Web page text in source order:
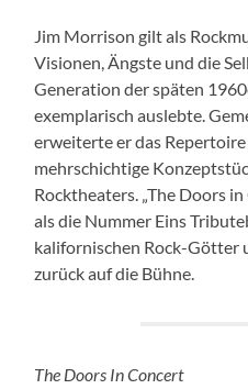
Jim Morrison gilt als
Visionen, Ängste und die
Generation der späten
exemplarisch auslebte.
erweiterte er das
mehrschichtige
Rocktheaters. „The Doors
als die Nummer Eins
kalifornischen Rock-Götter
zurück auf die Bühne.
The Doors In Concert